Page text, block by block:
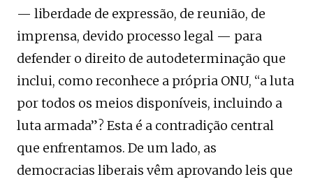
— liberdade de expressão, de reunião, de
imprensa, devido processo legal — para
defender o direito de autodeterminação que
inclui, como reconhece a própria ONU, “a luta
por todos os meios disponíveis, incluindo a
luta armada”? Esta é a contradição central
que enfrentamos. De um lado, as
democracias liberais vêm aprovando leis que